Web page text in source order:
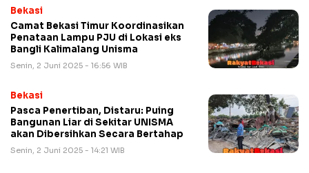
Bekasi
Camat Bekasi Timur Koordinasikan
Penataan Lampu PJU di Lokasi eks
Bangli Kalimalang Unisma
Senin, 2 Juni 2025 - 16:56 WIB
Bekasi
Pasca Penertiban, Distaru: Puing
Bangunan Liar di Sekitar UNISMA
akan Dibersihkan Secara Bertahap
Senin, 2 Juni 2025 - 14:21 WIB